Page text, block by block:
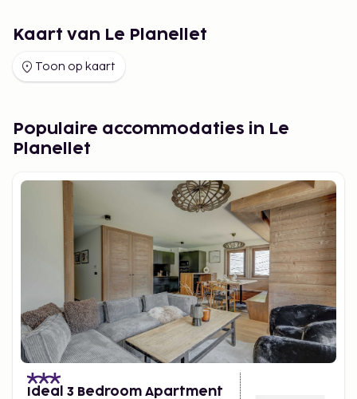
Kaart van Le Planellet
Toon op kaart
Populaire accommodaties in Le
Planellet
Ideal 3 Bedroom Apartment